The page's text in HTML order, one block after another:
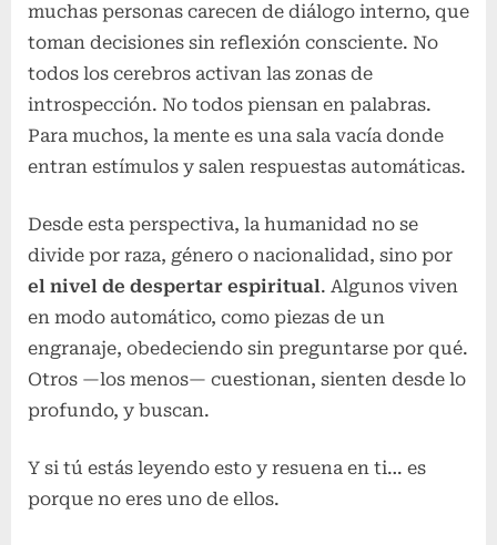
muchas personas carecen de diálogo interno, que
toman decisiones sin reflexión consciente. No
todos los cerebros activan las zonas de
introspección. No todos piensan en palabras.
Para muchos, la mente es una sala vacía donde
entran estímulos y salen respuestas automáticas.
Desde esta perspectiva, la humanidad no se
divide por raza, género o nacionalidad, sino por
el nivel de despertar espiritual. Algunos viven
en modo automático, como piezas de un
engranaje, obedeciendo sin preguntarse por qué.
Otros —los menos— cuestionan, sienten desde lo
profundo, y buscan.
Y si tú estás leyendo esto y resuena en ti… es
porque no eres uno de ellos.